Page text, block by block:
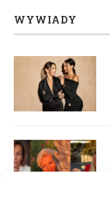
WYWIADY